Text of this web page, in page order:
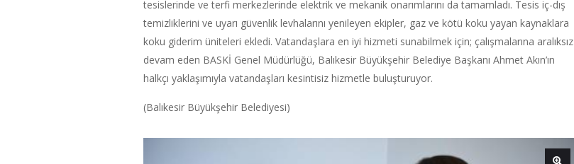
tesislerinde ve terfi merkezlerinde elektrik ve mekanik onarımlarını da tamamladı. Tesis iç-dış
temizliklerini ve uyarı güvenlik levhalarını yenileyen ekipler, gaz ve kötü koku yayan kaynaklara
koku giderim üniteleri ekledi. Vatandaşlara en iyi hizmeti sunabilmek için; çalışmalarına aralıksız
devam eden BASKİ Genel Müdürlüğü, Balıkesir Büyükşehir Belediye Başkanı Ahmet Akın’ın
halkçı yaklaşımıyla vatandaşları kesintisiz hizmetle buluşturuyor.
(Balıkesir Büyükşehir Belediyesi)